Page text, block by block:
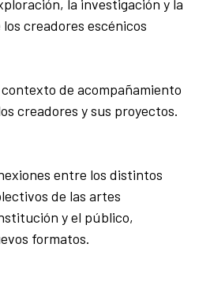
la investigación y la
creadores escénicos
de acompañamiento
creadores y sus proyectos.
entre los distintos
de las artes
y el público,
formatos.